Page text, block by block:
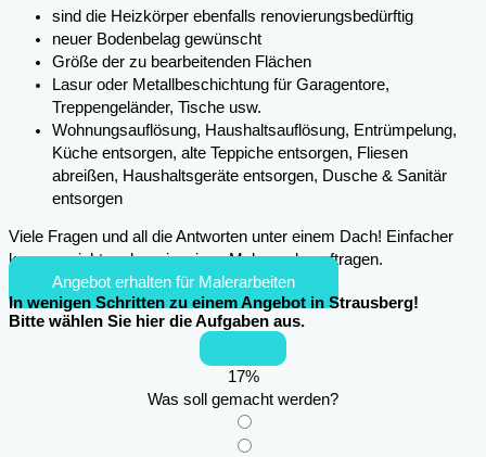
sind die Heizkörper ebenfalls renovierungsbedürftig
neuer Bodenbelag gewünscht
Größe der zu bearbeitenden Flächen
Lasur oder Metallbeschichtung für Garagentore,
Treppengeländer, Tische usw.
Wohnungsauflösung, Haushaltsauflösung, Entrümpelung,
Küche entsorgen, alte Teppiche entsorgen, Fliesen
abreißen, Haushaltsgeräte entsorgen, Dusche & Sanitär
entsorgen
Viele Fragen und all die Antworten unter einem Dach! Einfacher
kann es nicht mehr sein, einen Maler zu beauftragen.
Angebot erhalten für Malerarbeiten
In wenigen Schritten zu einem Angebot in Strausberg!
Bitte wählen Sie hier die Aufgaben aus.
17%
Was soll gemacht werden?